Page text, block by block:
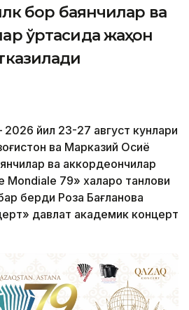
бор баянчилар ва
ўртасида жаҳон
йил 23-27 август кунлари
ва Марказий Осиё
ва аккордеончилар
Mondiale 79» халқаро танлови
берди Роза Бағланова
давлат академик концерт